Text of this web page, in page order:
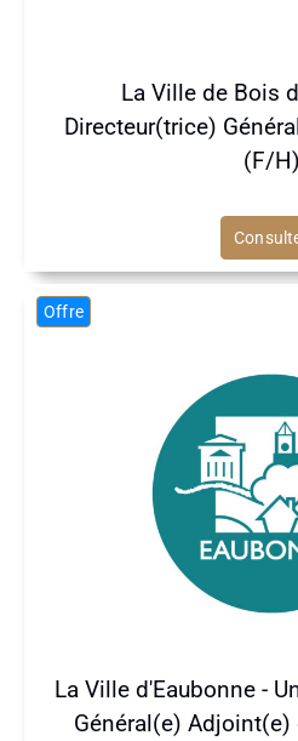
La Ville de Bois
Directeur(trice)
(F/H)
Offre
La Ville d'Eaubonne -
Général(e) Adjoint(e)